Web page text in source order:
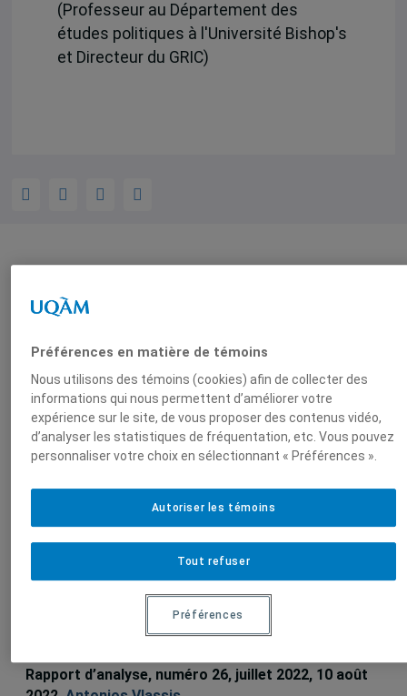
(Professeur au Département des
études politiques à l'Université Bishop's
et Directeur du GRIC)
l'intégration et
la
mondialisation
(CEIM)
l'intégration
continentale
(GRIC)
Sur le même sujet
Les plateformes numériques : entre
obligations de contenu et expansion
Rapport d’analyse, numéro 26, juillet 2022, 10 août
Préférences en matière de témoins
Nous utilisons des témoins (cookies) afin de collecter des
informations qui nous permettent d’améliorer votre
expérience sur le site, de vous proposer des contenus vidéo,
d’analyser les statistiques de fréquentation, etc. Vous pouvez
personnaliser votre choix en sélectionnant « Préférences ».
Tout refuser
Autoriser les témoins
Préférences